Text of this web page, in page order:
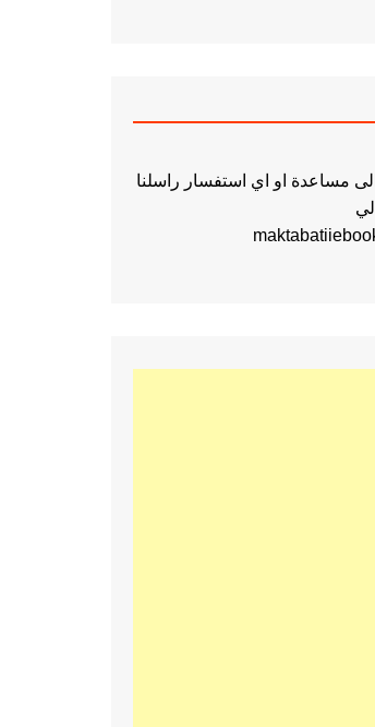
مساعدة او اي استفسار راسلنا